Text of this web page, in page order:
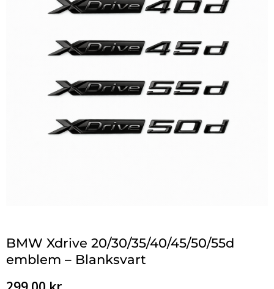
BMW Xdrive 20/30/35/40/45/50/55d
emblem – Blanksvart